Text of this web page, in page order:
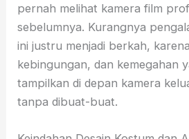
pernah melihat kamera film
sebelumnya. Kurangnya
ini justru menjadi berkah,
kebingungan, dan kemegahan
tampilkan di depan kamera
tanpa dibuat-buat.